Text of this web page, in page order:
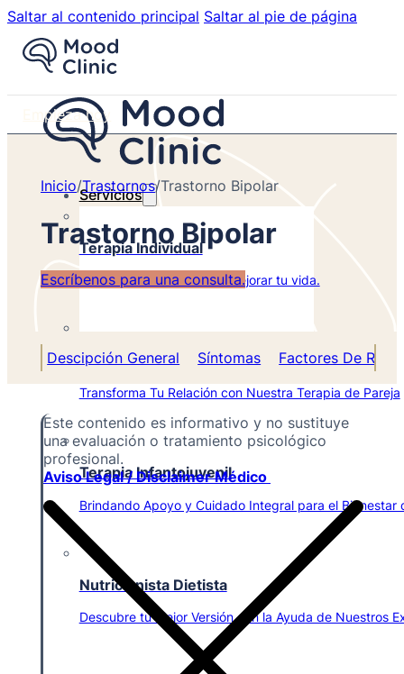
Saltar al contenido principal Saltar al pie de página
Servicios
Terapia Individual
Terapia psicológica para mejorar tu vida.
Terapia de Pareja
Transforma Tu Relación con Nuestra Terapia de Pareja
Terapia Infantojuvenil
Brindando Apoyo y Cuidado Integral para el Bienestar
Nutricionista Dietista
Descubre tu Mejor Versión con la Ayuda de Nuestros
Empieza hoy
Inicio/Trastornos/Trastorno Bipolar
Trastorno Bipolar
Escríbenos para una consulta.
Descipción General Síntomas Factores De
Este contenido es informativo y no sustituye
una evaluación o tratamiento psicológico
profesional.
Aviso Legal / Disclaimer Médico